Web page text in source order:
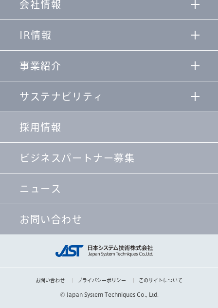
会社情報
IR情報
事業紹介
サステナビリティ
採用情報
ビジネスパートナー募集
ニュース
お問い合わせ
お問い合わせ プライバシーポリシー このサイトについて
© Japan System Techniques Co., Ltd.